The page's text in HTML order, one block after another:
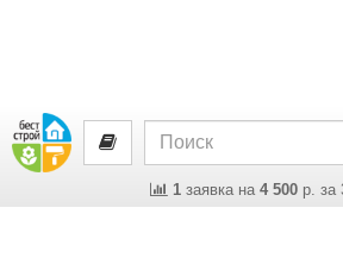
1заявка на 4 500р. за